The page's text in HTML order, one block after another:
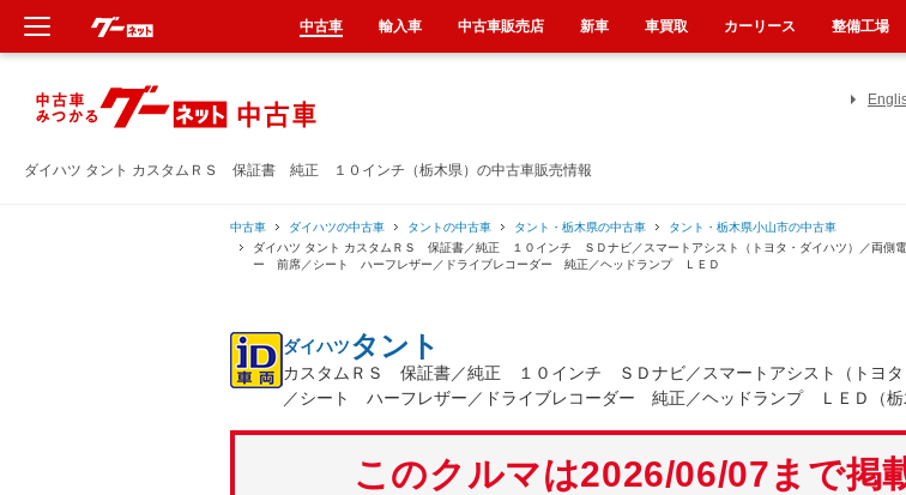
ダイハツ タント カスタムＲＳ 保証書 純正 １０インチ（栃木県）の中古車販売情報
中古車 ダイハツの中古車 タントの中古車 タント・栃木県の中古車
タント・栃木県小山市の中古車
ダイハツ タント カスタムＲＳ 保証書／純正 １０インチ ＳＤナビ／スマートアシスト（トヨタ・ダイハツ）／両側
ー 前席／シート ハーフレザー／ドライブレコーダー 純正／ヘッドランプ ＬＥＤ
ダイハツタント
カスタムＲＳ 保証書／純正 １０インチ ＳＤナビ／スマートアシスト（トヨ
／シート ハーフレザー／ドライブレコーダー 純正／ヘッドランプ ＬＥＤ（栃
このクルマは2026/06/07まで掲
中古車 輸入車 中古車販売店 新車 車買取 カーリース 整備工場
新車
中古車